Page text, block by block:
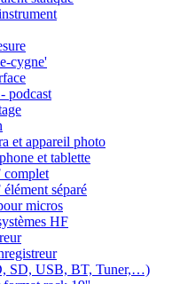
cygne'
podcast
et appareil photo
et tablette
complet
séparé
micros
HF
SD, USB, BT, Tuner,…)